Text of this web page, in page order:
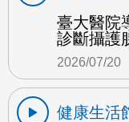
臺大醫院
診斷攝護
2026/07/20
健康生活